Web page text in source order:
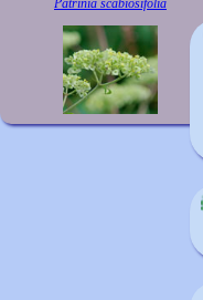
Patrinia scabiosifolia